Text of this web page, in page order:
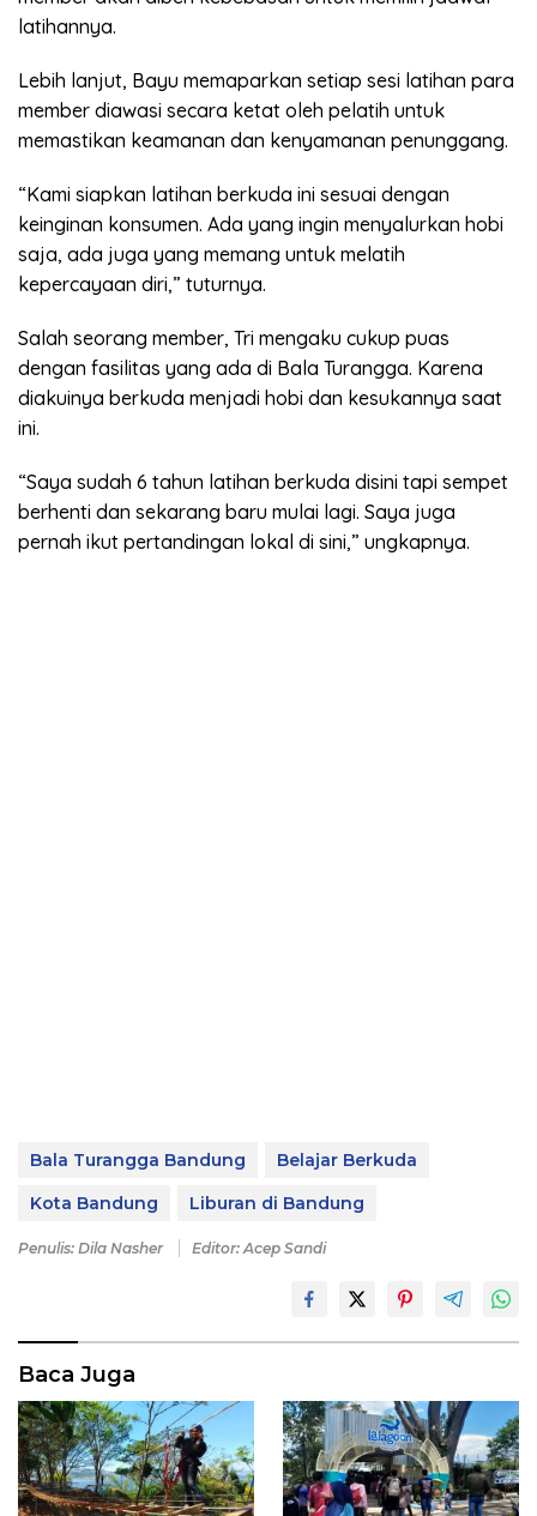
latihannya.
Lebih lanjut, Bayu memaparkan setiap sesi latihan para
member diawasi secara ketat oleh pelatih untuk
memastikan keamanan dan kenyamanan penunggang.
“Kami siapkan latihan berkuda ini sesuai dengan
keinginan konsumen. Ada yang ingin menyalurkan hobi
saja, ada juga yang memang untuk melatih
kepercayaan diri,” tuturnya.
Salah seorang member, Tri mengaku cukup puas
dengan fasilitas yang ada di Bala Turangga. Karena
diakuinya berkuda menjadi hobi dan kesukannya saat
ini.
“Saya sudah 6 tahun latihan berkuda disini tapi sempet
berhenti dan sekarang baru mulai lagi. Saya juga
pernah ikut pertandingan lokal di sini,” ungkapnya.
Bala Turangga Bandung
Belajar Berkuda
Kota Bandung
Liburan di Bandung
Penulis: Dila Nasher Editor: Acep Sandi
Baca Juga